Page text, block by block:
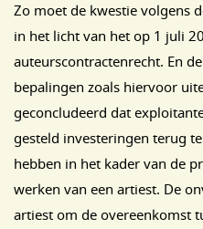
Zo moet de kwestie volgens
in het licht van het op 1 juli
auteurscontractenrecht. En
bepalingen zoals hiervoor
geconcludeerd dat
gesteld investeringen terug
hebben in het kader van de
werken van een artiest. De
artiest om de overeenkomst